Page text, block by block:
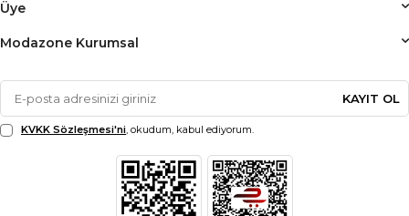
Üye
Modazone Kurumsal
KAYIT OL
KVKK Sözleşmesi'ni, okudum, kabul ediyorum.